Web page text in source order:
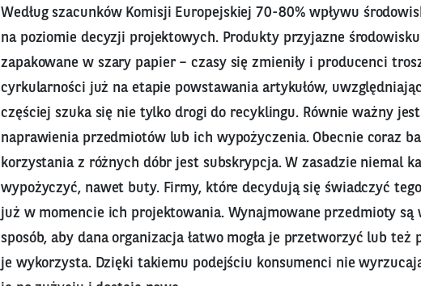
Według szacunków Komisji Europejskiej 70-80% wpływu
na poziomie decyzji projektowych. Produkty przyjazne
zapakowane w szary papier – czasy się zmieniły i producenci
cyrkularności już na etapie powstawania artykułów,
częściej szuka się nie tylko drogi do recyklingu. Równie ważny
naprawienia przedmiotów lub ich wypożyczenia. Obecnie coraz
korzystania z różnych dóbr jest subskrypcja. W zasadzie niemal
wypożyczyć, nawet buty. Firmy, które decydują się świadczyć
już w momencie ich projektowania. Wynajmowane przedmioty są
sposób, aby dana organizacja łatwo mogła je przetworzyć lub
je wykorzysta. Dzięki takiemu podejściu konsumenci nie